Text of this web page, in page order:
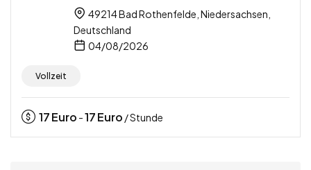
49214 Bad Rothenfelde, Niedersachsen,
Deutschland
04/08/2026
Vollzeit
17Euro -17Euro / Stunde